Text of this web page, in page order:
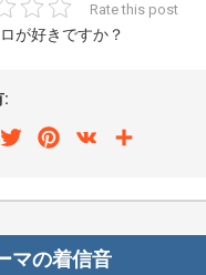
Rate this post
が好きですか？
:
TwitterPinterest
VK
マの着信音